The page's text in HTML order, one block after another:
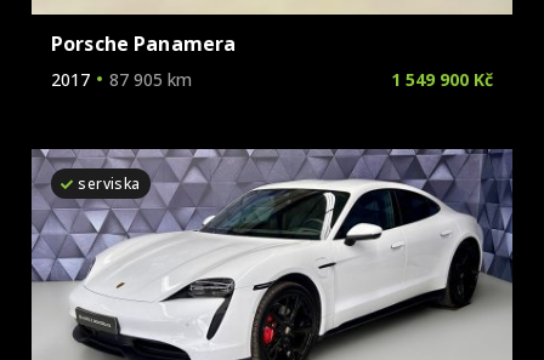
Porsche Panamera
2017 87 905 km 1 549 900 Kč
serviska